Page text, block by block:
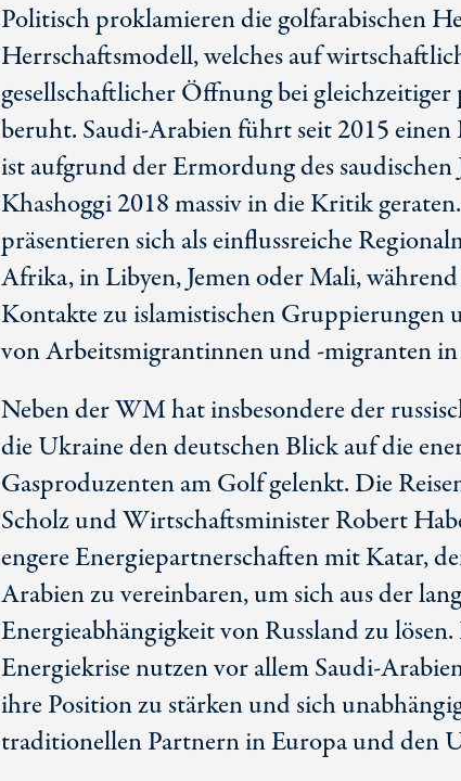
Politisch proklamieren die golfarabischen
Herrschaftsmodell, welches auf
gesellschaftlicher Öffnung bei
beruht. Saudi-Arabien führt seit 2015 einen
ist aufgrund der Ermordung des saudischen
Khashoggi 2018 massiv in die Kritik
präsentieren sich als einflussreiche
Afrika, in Libyen, Jemen oder Mali,
Kontakte zu islamistischen Gruppierungen
von Arbeitsmigrantinnen und-migranten
Neben der WM hat insbesondere der
die Ukraine den deutschen Blick auf die
Gasproduzenten am Golf gelenkt. Die
Scholz und Wirtschaftsminister Robert
engere Energiepartnerschaften mit Katar,
Arabien zu vereinbaren, um sich aus der
Energieabhängigkeit von Russland zu
Energiekrise nutzen vor allem Saudi-
ihre Position zu stärken und sich
traditionellen Partnern in Europa und den